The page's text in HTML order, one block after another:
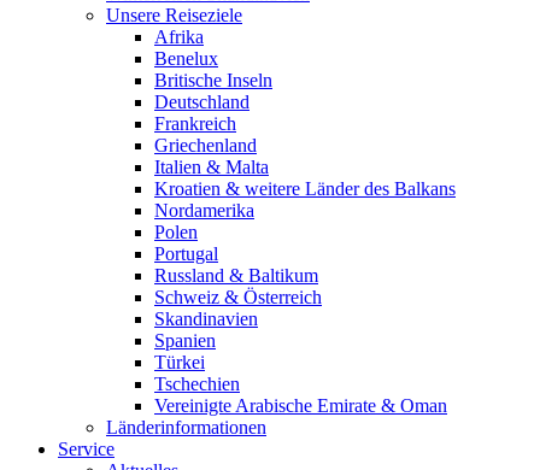
Unsere Reiseziele
Afrika
Benelux
Britische Inseln
Deutschland
Frankreich
Griechenland
Italien & Malta
Kroatien & weitere Länder des Balkans
Nordamerika
Polen
Portugal
Russland & Baltikum
Schweiz & Österreich
Skandinavien
Spanien
Türkei
Tschechien
Vereinigte Arabische Emirate & Oman
Länderinformationen
Service